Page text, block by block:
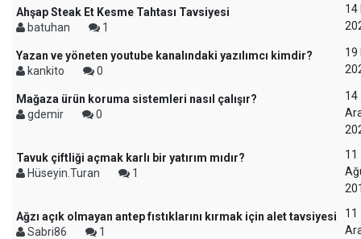
Ahşap Steak Et Kesme Tahtası Tavsiyesi
batuhan
1
14
Yazan ve yöneten youtube kanalındaki yazılımcı kimdir?
kankito
0
19
Mağaza ürün koruma sistemleri nasıl çalışır?
gdemir
0
14
Tavuk çiftliği açmak karlı bir yatırım mıdır?
Hüseyin.Turan
1
11
Ağzı açık olmayan antep fıstıklarını kırmak için alet tavsiyesi
Sabri86
1
11